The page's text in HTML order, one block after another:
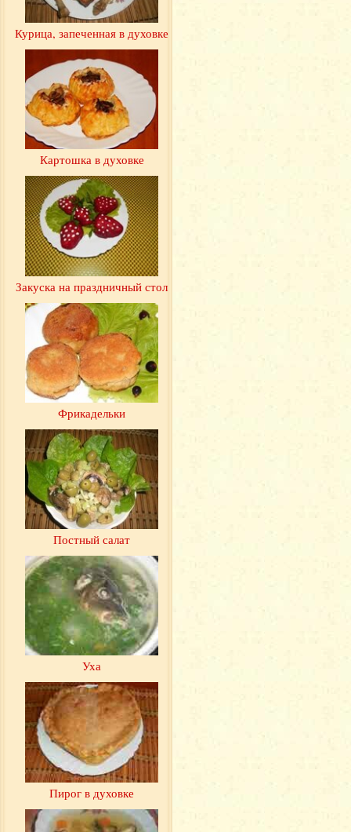
Курица, запеченная в духовке
Картошка в духовке
Закуска на праздничный стол
Фрикадельки
Постный салат
Уха
Пирог в духовке